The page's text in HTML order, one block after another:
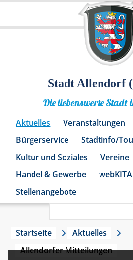
Stadt Allendorf
Die liebenswerte Stadt
Aktuelles Veranstaltungen
Bürgerservice
Stadtinfo/
Kultur und Soziales
Vereine
Handel & Gewerbe
webKITA
Stellenangebote
Startseite
Aktuelles
Allendorfer Mitteilungen